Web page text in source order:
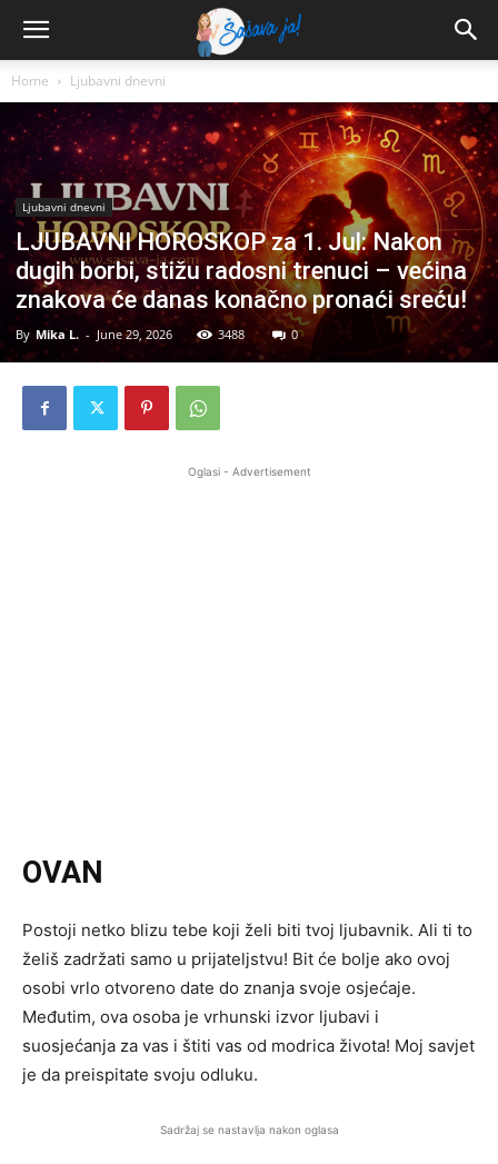
Home Ljubavni dnevni
Ljubavni dnevni
LJUBAVNI HOROSKOP za 1. Jul: Nakon
dugih borbi, stižu radosni trenuci – većina
znakova će danas konačno pronaći sreću!
By Mika L. - June 29, 2026 3488 0
Oglasi - Advertisement
OVAN
Postoji netko blizu tebe koji želi biti tvoj ljubavnik. Ali ti to
želiš zadržati samo u prijateljstvu! Bit će bolje ako ovoj
osobi vrlo otvoreno date do znanja svoje osjećaje.
Međutim, ova osoba je vrhunski izvor ljubavi i
suosjećanja za vas i štiti vas od modrica života! Moj savjet
je da preispitate svoju odluku.
Sadržaj se nastavlja nakon oglasa